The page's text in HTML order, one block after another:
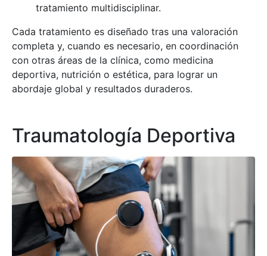
tratamiento multidisciplinar.
Cada tratamiento es diseñado tras una valoración
completa y, cuando es necesario, en coordinación
con otras áreas de la clínica, como medicina
deportiva, nutrición o estética, para lograr un
abordaje global y resultados duraderos.
Traumatología Deportiva